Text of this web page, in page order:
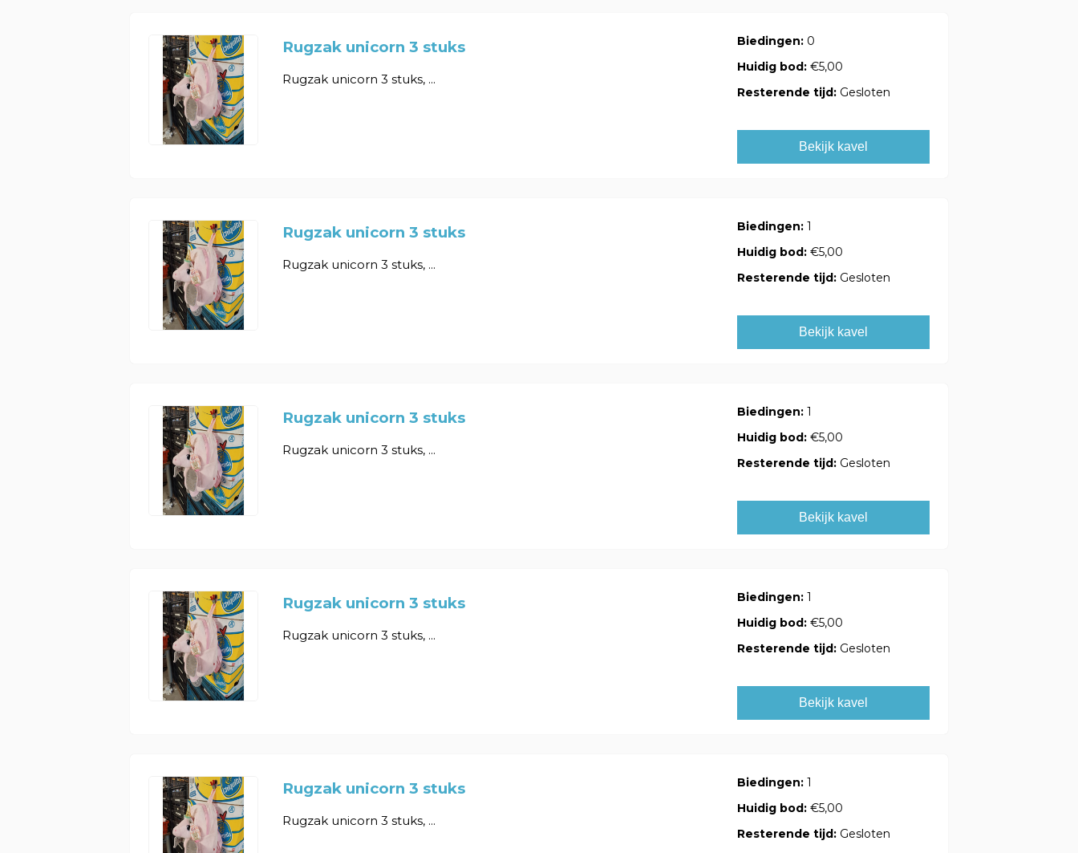
Rugzak unicorn 3 stuks
Rugzak unicorn 3 stuks, ...
Biedingen: 0
Huidig bod:€5,00
Resterende tijd: Gesloten
Bekijk kavel
Rugzak unicorn 3 stuks
Rugzak unicorn 3 stuks, ...
Biedingen: 1
Huidig bod:€5,00
Resterende tijd: Gesloten
Bekijk kavel
Rugzak unicorn 3 stuks
Rugzak unicorn 3 stuks, ...
Biedingen: 1
Huidig bod:€5,00
Resterende tijd: Gesloten
Bekijk kavel
Rugzak unicorn 3 stuks
Rugzak unicorn 3 stuks, ...
Biedingen: 1
Huidig bod:€5,00
Resterende tijd: Gesloten
Bekijk kavel
Rugzak unicorn 3 stuks
Rugzak unicorn 3 stuks, ...
Biedingen: 1
Huidig bod:€5,00
Resterende tijd: Gesloten